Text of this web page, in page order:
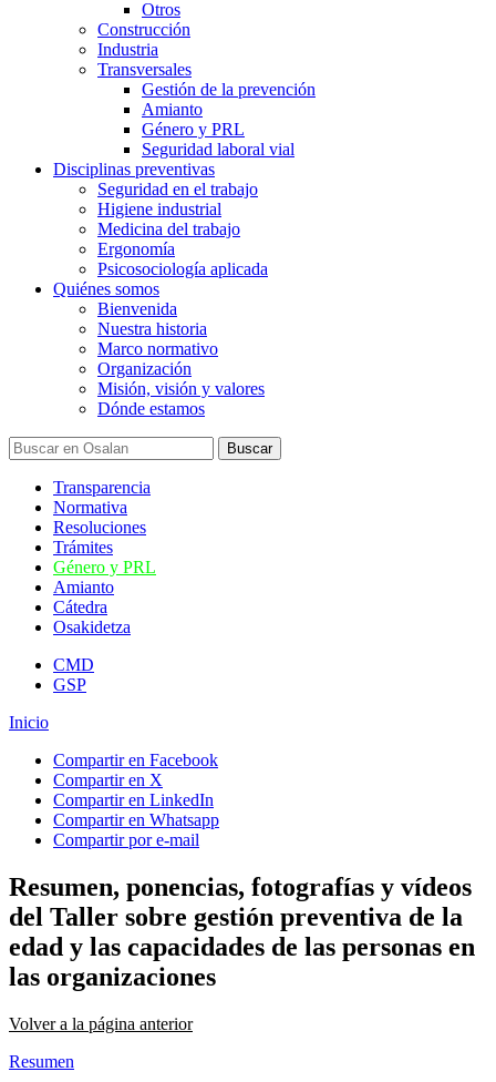
Otros
Construcción
Industria
Transversales
Gestión de la prevención
Amianto
Género y PRL
Seguridad laboral vial
Disciplinas preventivas
Seguridad en el trabajo
Higiene industrial
Medicina del trabajo
Ergonomía
Psicosociología aplicada
Quiénes somos
Bienvenida
Nuestra historia
Marco normativo
Organización
Misión, visión y valores
Dónde estamos
Transparencia
Normativa
Resoluciones
Trámites
Género y PRL
Amianto
Cátedra
Osakidetza
CMD
GSP
Inicio
Compartir en Facebook
Compartir en X
Compartir en LinkedIn
Compartir en Whatsapp
Compartir por e-mail
Resumen, ponencias, fotografías y vídeos
del Taller sobre gestión preventiva de la
edad y las capacidades de las personas en
las organizaciones
Volver a la página anterior
Resumen